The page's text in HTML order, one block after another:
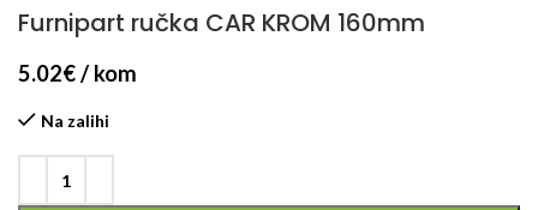
Furnipart ručka CAR KROM 160mm
5.02€/ kom
Na zalihi